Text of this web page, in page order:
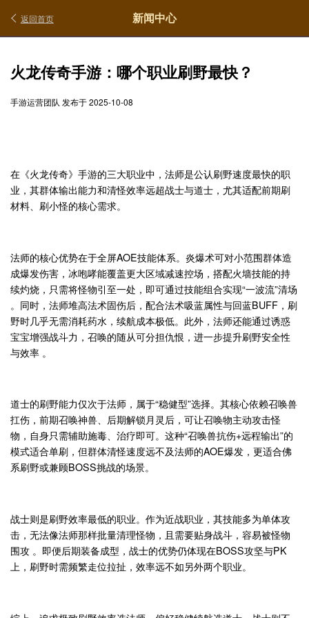
返回首页 新闻中心
火龙传奇手游：哪个职业刷野最快？
手游运营团队 发布于 2025-10-08
在《火龙传奇》手游的三大职业中，法师是公认刷野速度最快的职
业，其群体输出能力和清怪效率远超战士与道士，尤其适配前期刷
材料、刷小怪的核心需求。
法师的核心优势在于全屏AOE技能体系。炎爆术可对小范围群体造
成爆发伤害，冰咆哮能覆盖更大区域减速控场，搭配火墙技能的持
续灼烧，只需将怪物引至一处，即可通过技能组合实现“一波流”清场
。同时，法师堆高法术固伤后，配合法术吸蓝属性与回蓝BUFF，刷
野时几乎无需消耗药水，续航成本极低。此外，法师还能通过诱惑
宝宝增强战斗力，召唤的随从可分担仇恨，进一步提升刷野安全性
与效率 。
道士的刷野能力仅次于法师，属于“稳健型”选择。其核心依赖召唤兽
扛伤，前期召唤神兽、后期解锁月灵后，可让召唤物主动攻击怪
物，自身只需辅助施毒、治疗即可。这种“召唤兽抗伤+远程输出”的
模式适合单刷，但群体清怪速度远不及法师的AOE爆发，更适合佛
系刷野或兼顾BOSS挑战的场景。
战士则是刷野效率最低的职业。作为近战职业，其技能多为单体攻
击，无法像法师那样批量清理怪物，且需要贴身战斗，容易被怪物
围攻 。即便后期装备成型，战士的优势仍体现在BOSS攻坚与PK
上，刷野时需频繁走位拉扯，效率远不如另外两个职业。